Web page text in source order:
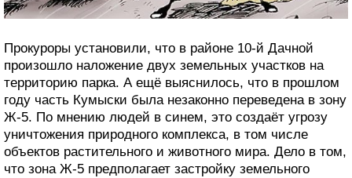
Прокуроры установили, что в районе 10-й Дачной
произошло наложение двух земельных участков на
территорию парка. А ещё выяснилось, что в прошлом
году часть Кумыски была незаконно переведена в зону
Ж-5. По мнению людей в синем, это создаёт угрозу
уничтожения природного комплекса, в том числе
объектов растительного и животного мира. Дело в том,
что зона Ж-5 предполагает застройку земельного